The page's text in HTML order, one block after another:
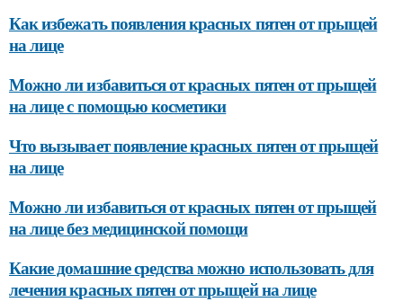
Как избежать появления красных пятен от прыщей
на лице
Можно ли избавиться от красных пятен от прыщей
на лице с помощью косметики
Что вызывает появление красных пятен от прыщей
на лице
Можно ли избавиться от красных пятен от прыщей
на лице без медицинской помощи
Какие домашние средства можно использовать для
лечения красных пятен от прыщей на лице